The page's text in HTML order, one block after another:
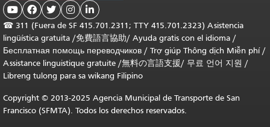
    
☎ 311 (Fuera de SF 415.701.2311; TTY 415.701.2323) Asistencia
lingüística gratuita /免費語言協助/ Ayuda gratis con el idioma /
Бесплатная помощь переводчиков / Trợ giúp Thông dịch Miễn phí/
Assistance linguistique gratuite /無料の言語支援/ 무료 언어 지원 /
Libreng tulong para sa wikang Filipino
Copyright © 2013-2025 Agencia Municipal de Transporte de San
Francisco (SFMTA). Todos los derechos reservados.